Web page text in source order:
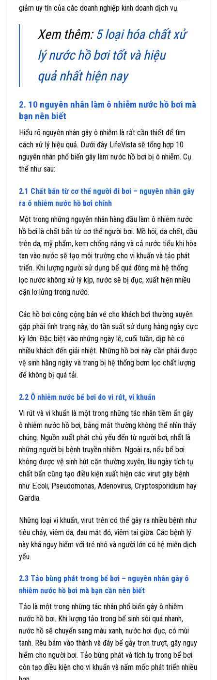
giảm uy tín của các doanh nghiệp kinh doanh dịch vụ.
Xem thêm: 5 loại hóa chất xử
lý nước hồ bơi tốt và hiệu
quả nhất hiện nay
2. 10 nguyên nhân làm ô nhiễm nước hồ bơi mà
bạn nên biết
Hiểu rõ nguyên nhân gây ô nhiễm là rất cần thiết để tìm
cách xử lý hiệu quả. Dưới đây LifeVista sẽ tổng hợp 10
nguyên nhân phổ biến gây làm nước hồ bơi bị ô nhiễm. Cụ
thể như sau:
2.1 Chất bẩn từ cơ thể người đi bơi – nguyên nhân gây
ra ô nhiễm nước hồ bơi chính
Một trong những nguyên nhân hàng đầu làm ô nhiễm nước
hồ bơi là chất bẩn từ cơ thể người bơi. Mồ hôi, da chết, dầu
trên da, mỹ phẩm, kem chống nắng và cả nước tiểu khi hòa
tan vào nước sẽ tạo môi trường cho vi khuẩn và tảo phát
triển. Khi lượng người sử dụng bể quá đông mà hệ thống
lọc nước không xử lý kịp, nước sẽ bị đục, xuất hiện nhiều
cặn lơ lửng trong nước.
Các hồ bơi công cộng bán vé cho khách bơi thường xuyên
gặp phải tình trạng này, do tần suất sử dụng hằng ngày cực
kỳ lớn. Đặc biệt vào những ngày lễ, cuối tuần, dịp hè có
nhiều khách đến giải nhiệt. Những hồ bơi này cần phải được
vệ sinh hằng ngày và trang bị hệ thống bơm lọc chất lượng
để không bị quá tải.
2.2 Ô nhiễm nước bể bơi do vi rút, vi khuẩn
Vi rút và vi khuẩn là một trong những tác nhân tiềm ẩn gây
ô nhiễm nước hồ bơi, bằng mắt thường không thể nhìn thấy
chúng. Nguồn xuất phát chủ yếu đến từ người bơi, nhất là
những người bị bệnh truyền nhiễm. Ngoài ra, nếu bể bơi
không được vệ sinh hút cặn thường xuyên, lâu ngày tích tụ
chất bẩn cũng tạo điều kiện xuất hiện các virut gây bệnh
như E.coli, Pseudomonas, Adenovirus, Cryptosporidium hay
Giardia.
Những loại vi khuẩn, virut trên có thể gây ra nhiều bệnh như
tiêu chảy, viêm da, đau mắt đỏ, viêm tai giữa. Các bệnh lý
này khá nguy hiểm với trẻ nhỏ và người lớn có hệ miễn dịch
yếu.
2.3 Tảo bùng phát trong bể bơi – nguyên nhân gây ô
nhiễm nước hồ bơi mà bạn cần nên biết
Tảo là một trong những tác nhân phổ biến gây ô nhiễm
nước hồ bơi. Khi lượng tảo trong bể sinh sôi quá nhanh,
nước hồ sẽ chuyển sang màu xanh, nước hơi đục, có mùi
tanh. Rêu bám vào thành và đáy bể gây trơn trượt, gây nguy
hiểm cho người bơi. Tảo bùng phát và tích tụ trong bể bơi
còn tạo điều kiện cho vi khuẩn và nấm mốc phát triển nhiều